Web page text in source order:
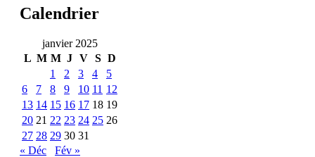
Calendrier
janvier 2025
L M M J V S D
1
2 3 4
5
6
7 8 9 10 11 12
13 14 15 16 17 18 19
20 21 22 23 24 25 26
27 28 29 30 31
« Déc
Fév »